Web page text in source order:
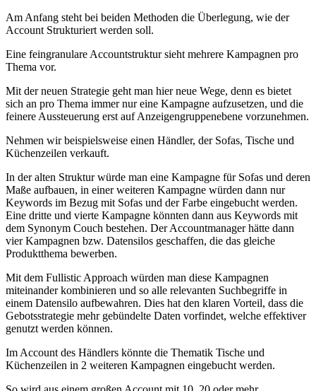
Am Anfang steht bei beiden Methoden die Überlegung, wie der
Account Strukturiert werden soll.
Eine feingranulare Accountstruktur sieht mehrere Kampagnen pro
Thema vor.
Mit der neuen Strategie geht man hier neue Wege, denn es bietet
sich an pro Thema immer nur eine Kampagne aufzusetzen, und die
feinere Aussteuerung erst auf Anzeigengruppenebene vorzunehmen.
Nehmen wir beispielsweise einen Händler, der Sofas, Tische und
Küchenzeilen verkauft.
In der alten Struktur würde man eine Kampagne für Sofas und deren
Maße aufbauen, in einer weiteren Kampagne würden dann nur
Keywords im Bezug mit Sofas und der Farbe eingebucht werden.
Eine dritte und vierte Kampagne könnten dann aus Keywords mit
dem Synonym Couch bestehen. Der Accountmanager hätte dann
vier Kampagnen bzw. Datensilos geschaffen, die das gleiche
Produktthema bewerben.
Mit dem Fullistic Approach würden man diese Kampagnen
miteinander kombinieren und so alle relevanten Suchbegriffe in
einem Datensilo aufbewahren. Dies hat den klaren Vorteil, dass die
Gebotsstrategie mehr gebündelte Daten vorfindet, welche effektiver
genutzt werden können.
Im Account des Händlers könnte die Thematik Tische und
Küchenzeilen in 2 weiteren Kampagnen eingebucht werden.